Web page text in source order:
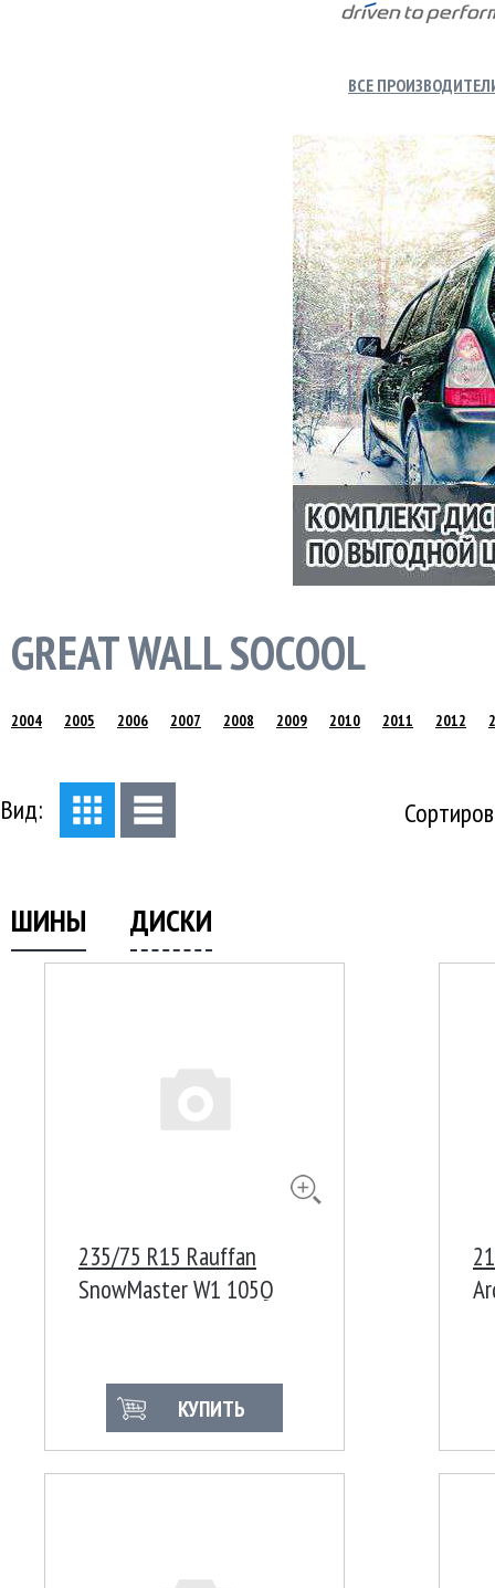
ВСЕ
GREAT WALL SOCOOL
2004 2005 2006 2007 2008 2009 2010 2011 2012
Вид:
ШИНЫ ДИСКИ
235/75 R15 Rauffan
SnowMaster W1 105Q
КУПИТЬ